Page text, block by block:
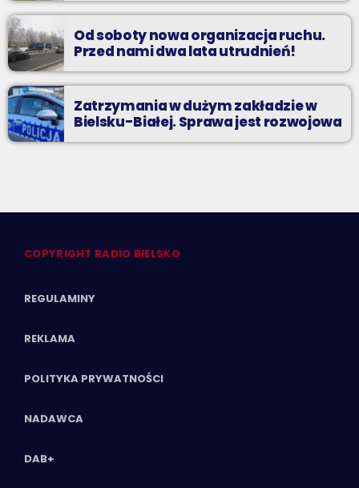
Od soboty nowa organizacja ruchu.
Przed nami dwa lata utrudnień!
Zatrzymania w dużym zakładzie w
Bielsku-Białej. Sprawa jest rozwojowa
COPYRIGHT RADIO BIELSKO
REGULAMINY
REKLAMA
POLITYKA PRYWATNOŚCI
NADAWCA
DAB+